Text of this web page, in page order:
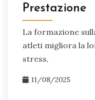
Prestazione
La formazione
atleti migliora la
stress,
11/08/2025